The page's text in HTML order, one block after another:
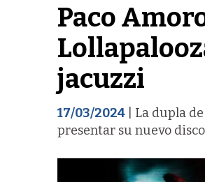
Paco
jacuzzi
17/03/2024 | La dupla
presentar su nuevo